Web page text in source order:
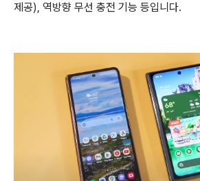
제공), 역방향 무선 충전 기능 등입니다.